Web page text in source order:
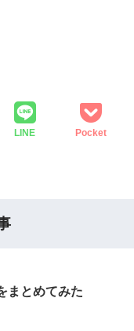
LINE Pocket
まとめてみた